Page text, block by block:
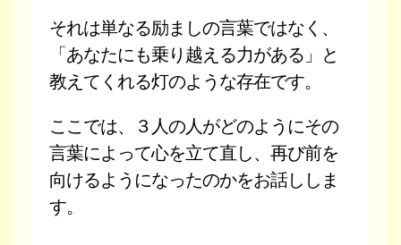
それは単なる励ましの言葉ではなく、
「あなたにも乗り越える力がある」と
教えてくれる灯のような存在です。
ここでは、３人の人がどのようにその
言葉によって心を立て直し、再び前を
向けるようになったのかをお話ししま
す。